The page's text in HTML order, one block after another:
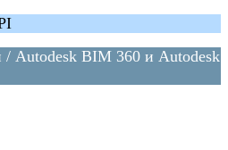
/ Autodesk BIM 360 и Autodesk